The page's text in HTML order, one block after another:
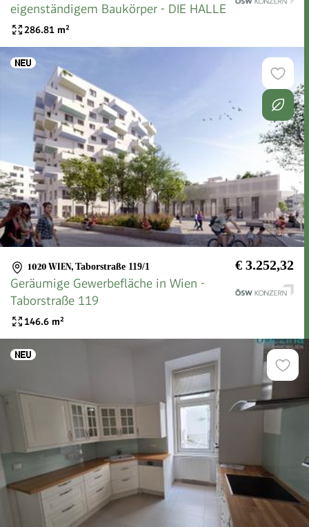
eigenständigem Baukörper - DIE HALLE
286.81 m²
1020 WIEN, Taborstraße 119/1 € 3.252,32
Geräumige Gewerbefläche in Wien -
Taborstraße 119
146.6 m²